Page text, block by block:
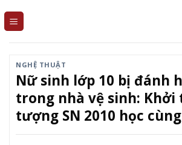
NGHỆ THUẬT
Nữ sinh lớp 10 bị đánh
trong nhà vệ sinh: Khởi
tượng SN 2010 học